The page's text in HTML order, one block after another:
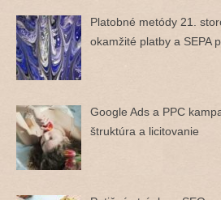
Platobné metódy 21.
okamžité platby a SEPA
Google Ads a PPC
štruktúra a licitovanie